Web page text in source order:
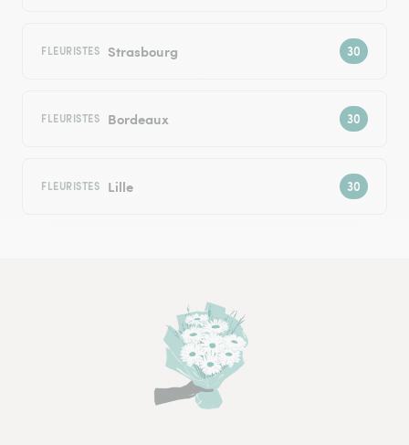
FLEURISTES Strasbourg
FLEURISTES Bordeaux
FLEURISTES Lille